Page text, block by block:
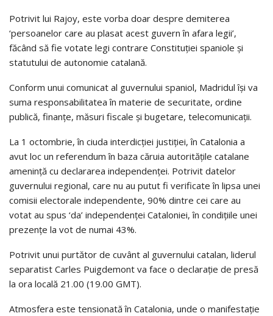
Potrivit lui Rajoy, este vorba doar despre demiterea
‘persoanelor care au plasat acest guvern în afara legii’,
făcând să fie votate legi contrare Constituției spaniole și
statutului de autonomie catalană.
Conform unui comunicat al guvernului spaniol, Madridul își va
suma responsabilitatea în materie de securitate, ordine
publică, finanțe, măsuri fiscale și bugetare, telecomunicații.
La 1 octombrie, în ciuda interdicției justiției, în Catalonia a
avut loc un referendum în baza căruia autoritățile catalane
amenință cu declararea independenței. Potrivit datelor
guvernului regional, care nu au putut fi verificate în lipsa unei
comisii electorale independente, 90% dintre cei care au
votat au spus ‘da’ independenței Cataloniei, în condițiile unei
prezențe la vot de numai 43%.
Potrivit unui purtător de cuvânt al guvernului catalan, liderul
separatist Carles Puigdemont va face o declarație de presă
la ora locală 21.00 (19.00 GMT).
Atmosfera este tensionată în Catalonia, unde o manifestație